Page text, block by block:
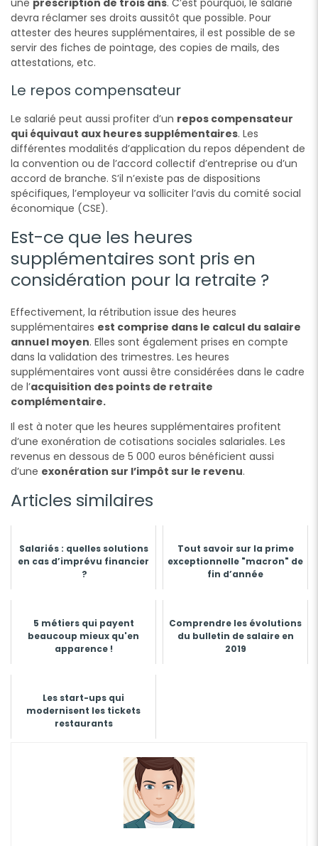
devra réclamer ses droits aussitôt que possible. Pour
attester des heures supplémentaires, il est possible de se
servir des fiches de pointage, des copies de mails, des
attestations, etc.
Le repos compensateur
Le salarié peut aussi profiter d’un repos compensateur
qui équivaut aux heures supplémentaires. Les
différentes modalités d’application du repos dépendent de
la convention ou de l’accord collectif d’entreprise ou d’un
accord de branche. S’il n’existe pas de dispositions
spécifiques, l’employeur va solliciter l’avis du comité social
économique (CSE).
Est-ce que les heures
supplémentaires sont pris en
considération pour la retraite ?
Effectivement, la rétribution issue des heures
supplémentaires est comprise dans le calcul du salaire
annuel moyen. Elles sont également prises en compte
dans la validation des trimestres. Les heures
supplémentaires vont aussi être considérées dans le cadre
de l’acquisition des points de retraite
complémentaire.
Il est à noter que les heures supplémentaires profitent
d’une exonération de cotisations sociales salariales. Les
revenus en dessous de 5 000 euros bénéficient aussi
d’une exonération sur l’impôt sur le revenu.
Articles similaires
Salariés : quelles solutions
en cas d’imprévu financier
?
Tout savoir sur la prime
exceptionnelle "macron" de
fin d’année
5 métiers qui payent
beaucoup mieux qu'en
apparence !
Comprendre les évolutions
du bulletin de salaire en
2019
Les start-ups qui
modernisent les tickets
restaurants